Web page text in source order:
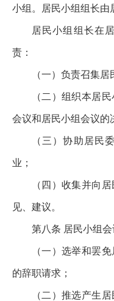
小组。居民小组组长由
居民小组组长在
责：
（一）负责召集居
（二）组织本居
会议和居民小组会议的
（三）协助居民
业；
（四）收集并向
见、建议。
第八条 居民小组会
（一）选举和罢
的辞职请求；
（二）推选产生